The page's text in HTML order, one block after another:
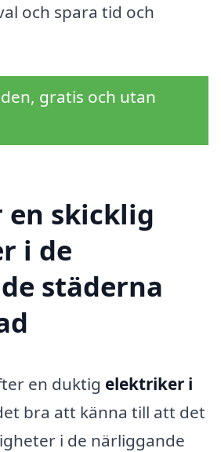
och spara tid och
gratis och utan
en skicklig
i de
städerna
en duktig elektriker i
bra att känna till att det
i de närliggande